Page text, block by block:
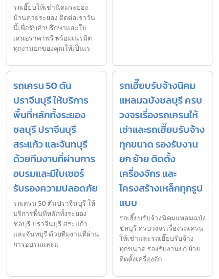
รถเฮี๊ยบให้เช่านิคมระยอง
บ้านค่ายระยอง ติดต่อเราวัน
นี้เพื่อรับคำปรึกษาและใบ
เสนอราคาฟรี พร้อมเนรมิต
ทุกงานยกของคุณให้เป็นเร
รถเครน 50 ตัน
ปราจีนบุรี ให้บริการ
พื้นที่หลักทั้งระยอง
ชลบุรี ปราจีนบุรี
สระแก้ว และจันทบุรี
ด้วยทีมงานที่ผ่านการ
อบรมและมีใบเซอร์
รับรองความปลอดภัย
รถเครน 50 ตันปราจีนบุรี ให้
บริการพื้นที่หลักทั้งระยอง
ชลบุรี ปราจีนบุรี สระแก้ว
และจันทบุรี ด้วยทีมงานที่ผ่าน
การอบรมและม
รถเฮี๊ยบรับจ้างนิคม
แหลมฉบังชลบุรี ครบ
วงจรเรื่องรถเครนให้
เช่าและรถเฮี๊ยบรับจ้าง
ทุกขนาด รองรับงาน
ยก ย้าย ติดตั้ง
เครื่องจักร และ
โครงสร้างเหล็กทุกรูป
แบบ
รถเฮี๊ยบรับจ้างนิคมแหลมฉบัง
ชลบุรี ครบวงจรเรื่องรถเครน
ให้เช่าและรถเฮี๊ยบรับจ้าง
ทุกขนาด รองรับงานยก ย้าย
ติดตั้งเครื่องจัก